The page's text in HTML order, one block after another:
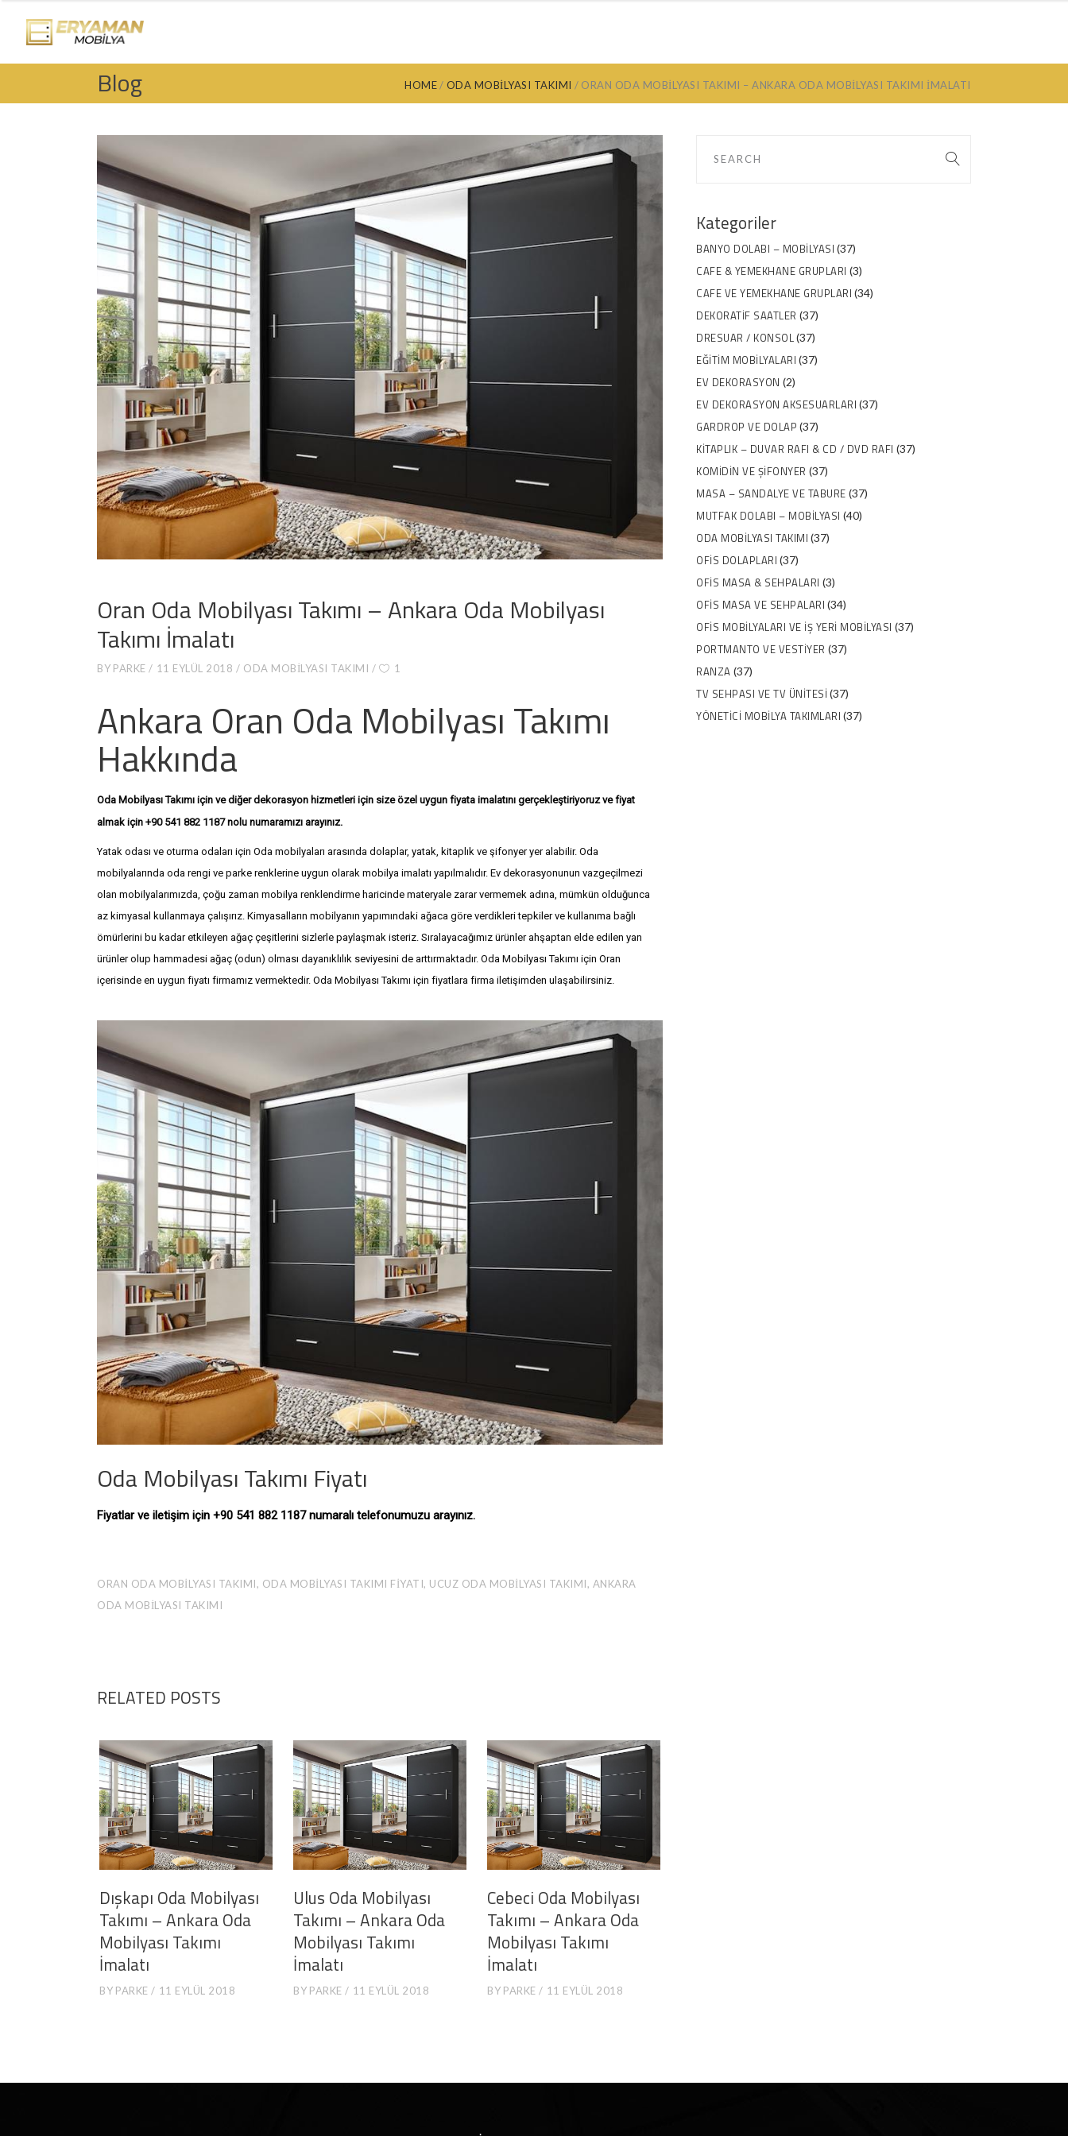
Blog HOME ODA MOBILYASI TAKIMI ORAN ODA MOBILYASI TAKIMI – ANKARA ODA MOBILYASI TAKIMI İMALATI
Oran Oda Mobilyası Takımı – Ankara Oda Mobilyası
Takımı İmalatı
BY PARKE 11 EYLÜL 2018 ODA MOBILYASI TAKIMI 1
Ankara Oran Oda Mobilyası Takımı
Hakkında
Oda Mobilyası Takımı için ve diğer dekorasyon hizmetleri için size özel uygun fiyata imalatını gerçekleştiriyoruz ve fiyat
almak için +90 541 882 1187 nolu numaramızı arayınız.
Yatak odası ve oturma odaları için Oda mobilyaları arasında dolaplar, yatak, kitaplık ve şifonyer yer alabilir. Oda
mobilyalarında oda rengi ve parke renklerine uygun olarak mobilya imalatı yapılmalıdır. Ev dekorasyonunun vazgeçilmezi
olan mobilyalarımızda, çoğu zaman mobilya renklendirme haricinde materyale zarar vermemek adına, mümkün olduğunca
az kimyasal kullanmaya çalışırız. Kimyasalların mobilyanın yapımındaki ağaca göre verdikleri tepkiler ve kullanıma bağlı
ömürlerini bu kadar etkileyen ağaç çeşitlerini sizlerle paylaşmak isteriz. Sıralayacağımız ürünler ahşaptan elde edilen yan
ürünler olup hammadesi ağaç (odun) olması dayanıklılık seviyesini de arttırmaktadır. Oda Mobilyası Takımı için Oran
içerisinde en uygun fiyatı firmamız vermektedir. Oda Mobilyası Takımı için fiyatlara firma iletişimden ulaşabilirsiniz.
Oda Mobilyası Takımı Fiyatı
Fiyatlar ve iletişim için +90 541 882 1187 numaralı telefonumuzu arayınız.
ORAN ODA MOBILYASI TAKIMI, ODA MOBILYASI TAKIMI FIYATI, UCUZ ODA MOBILYASI TAKIMI, ANKARA
ODA MOBILYASI TAKIMI
RELATED POSTS
Dışkapı Oda Mobilyası
Takımı – Ankara Oda
Mobilyası Takımı
İmalatı
BY PARKE 11 EYLÜL 2018
Ulus Oda Mobilyası
Takımı – Ankara Oda
Mobilyası Takımı
İmalatı
BY PARKE 11 EYLÜL 2018
Cebeci Oda Mobilyası
Takımı – Ankara Oda
Mobilyası Takımı
İmalatı
BY PARKE 11 EYLÜL 2018
Kategoriler
BANYO DOLABI – MOBILYASI (37)
CAFE & YEMEKHANE GRUPLARI (3)
CAFE VE YEMEKHANE GRUPLARI (34)
DEKORATIF SAATLER (37)
DRESUAR / KONSOL(37)
EĞITIM MOBILYALARI (37)
EV DEKORASYON (2)
EV DEKORASYON AKSESUARLARI (37)
GARDROP VE DOLAP (37)
KITAPLIK – DUVAR RAFI & CD / DVD RAFI (37)
KOMIDIN VE ŞIFONYER (37)
MASA – SANDALYE VE TABURE (37)
MUTFAK DOLABI – MOBILYASI (40)
ODA MOBILYASI TAKIMI (37)
OFIS DOLAPLARI (37)
OFIS MASA & SEHPALARI (3)
OFIS MASA VE SEHPALARI (34)
OFIS MOBILYALARI VE İŞ YERI MOBILYASI (37)
PORTMANTO VE VESTIYER (37)
RANZA (37)
TV SEHPASI VE TV ÜNITESI (37)
YÖNETICI MOBILYA TAKIMLARI (37)